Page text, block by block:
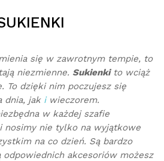
się w zawrotnym tempie, to
niezmienne. Sukienkito wciąż
To dzięki nim poczujesz się
dnia, jak iwieczorem.
w każdej szafie
nosimy nie tylko na wyjątkowe
na co dzień. Są bardzo
odpowiednich akcesoriów możesz